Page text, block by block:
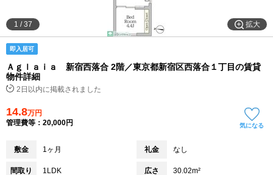
物件特集から
不動産会社から
拡大
1 /37
即入居可
Ａｇｌａｉａ 新宿西落合 2階／東京都新宿区西落合１丁目の賃貸
物件詳細
2日以内に掲載されました
14.8万円
管理費等：20,000円
気になる
敷金 1ヶ月 礼金 なし
間取り 1LDK 広さ 30.02m²